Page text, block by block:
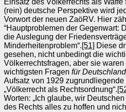
Einsatz des Völkerrechts als
(rein) deutsche Perspektive wird
Vorwort der neuen ZaöRV. Hier
“Hauptproblemen der Gegenwart:
die Auslegung der
Minderheitenproblem“.[51] Diese
gesehen, nicht unbedingt die
Völkerrechtsfragen, aber sie
wichtigsten Fragen für Deutschland
Aufsatz von 1929
„Völkerrecht als Rechtsordnung“.
Worten: „Ich glaube, wir
des Rechts alles zu hoffen und